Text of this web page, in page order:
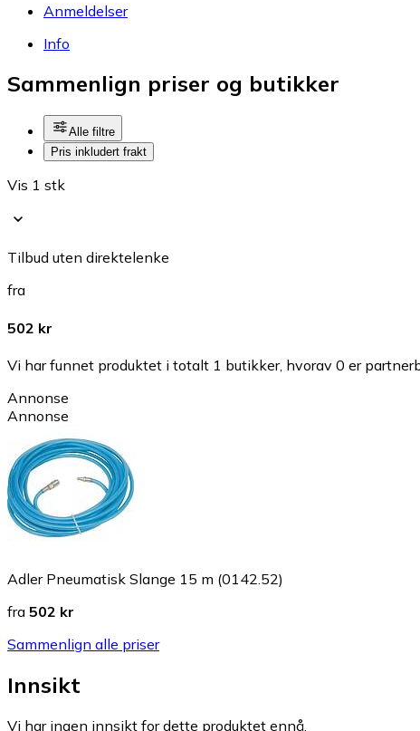
Anmeldelser
Info
Sammenlign priser og butikker
Alle filtre
Pris inkludert frakt
Vis 1 stk
Tilbud uten direktelenke
fra
502 kr
Vi har funnet produktet i totalt 1 butikker, hvorav 0 er
Annonse
Annonse
Adler Pneumatisk Slange 15 m (0142.52)
fra 502 kr
Sammenlign alle priser
Innsikt
Vi har ingen innsikt for dette produktet ennå.